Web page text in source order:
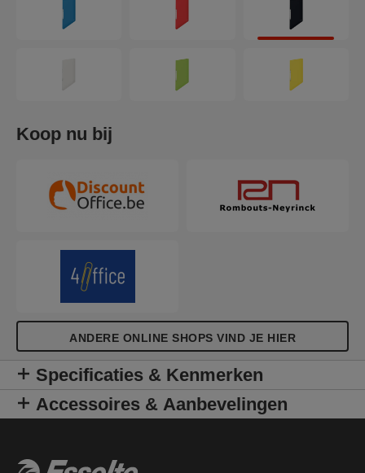
Koop nu bij
ANDERE ONLINE SHOPS VIND JE HIER
Specificaties & Kenmerken
Accessoires & Aanbevelingen